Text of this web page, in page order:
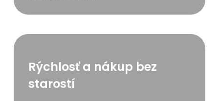
Rýchlosť a nákup bez
starostí